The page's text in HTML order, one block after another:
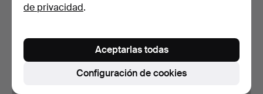
de privacidad.
Configuración de cookies
Aceptarlas todas